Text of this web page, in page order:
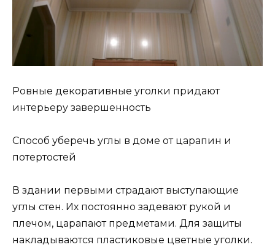
Ровные декоративные уголки придают
интерьеру завершенность
Способ уберечь углы в доме от царапин и
потертостей
В здании первыми страдают выступающие
углы стен. Их постоянно задевают рукой и
плечом, царапают предметами. Для защиты
накладываются пластиковые цветные уголки.